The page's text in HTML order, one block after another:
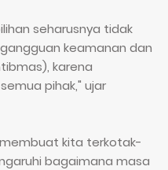
seharusnya tidak
keamanan dan
karena
pihak," ujar
kita terkotak-
bagaimana masa